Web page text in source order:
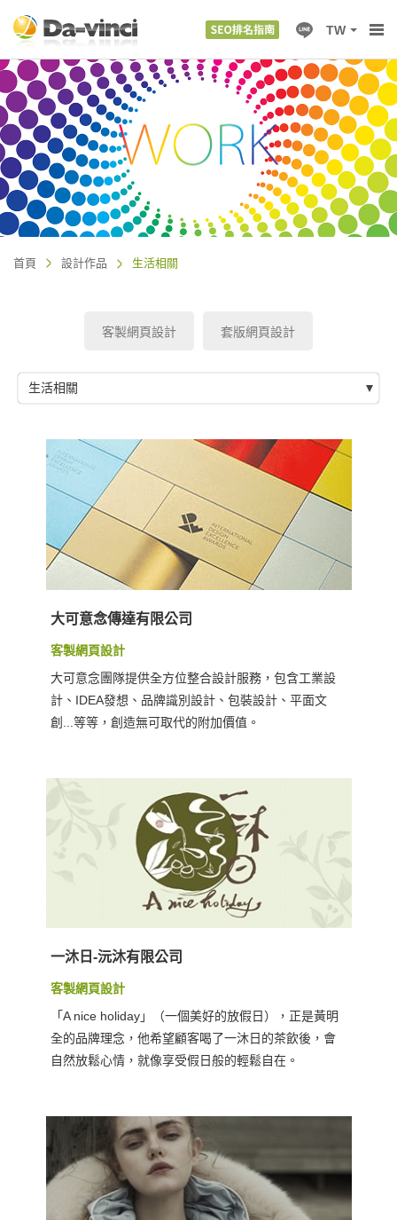
TW
首頁 設計作品 生活相關
客製網頁設計 套版網頁設計
生活相關
大可意念傳達有限公司
客製網頁設計
大可意念團隊提供全方位整合設計服務，包含工業設
計、IDEA發想、品牌識別設計、包裝設計、平面文
創...等等，創造無可取代的附加價值。
一沐日-沅沐有限公司
客製網頁設計
「A nice holiday」（一個美好的放假日），正是黃明
全的品牌理念，他希望顧客喝了一沐日的茶飲後，會
自然放鬆心情，就像享受假日般的輕鬆自在。